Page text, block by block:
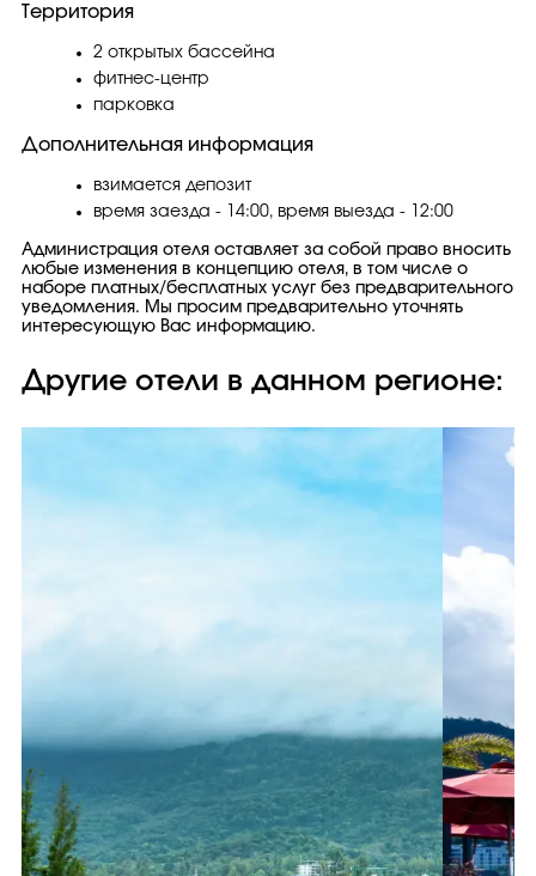
Территория
2 открытых бассейна
фитнес-центр
парковка
Дополнительная информация
взимается депозит
время заезда - 14:00, время выезда - 12:00
Администрация отеля оставляет за собой право вносить
любые изменения в концепцию отеля, в том числе о
наборе платных/бесплатных услуг без предварительного
уведомления. Мы просим предварительно уточнять
интересующую Вас информацию.
Другие отели в данном регионе: